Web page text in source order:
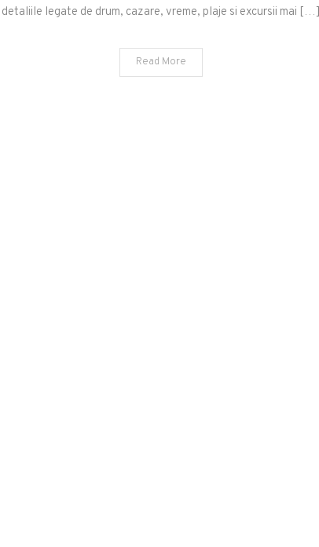
de
detaliile legate de drum, cazare, vreme, plaje si excursii mai […]
Read More